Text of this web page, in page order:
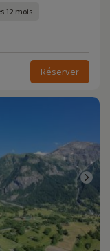
12 mois
Réserver